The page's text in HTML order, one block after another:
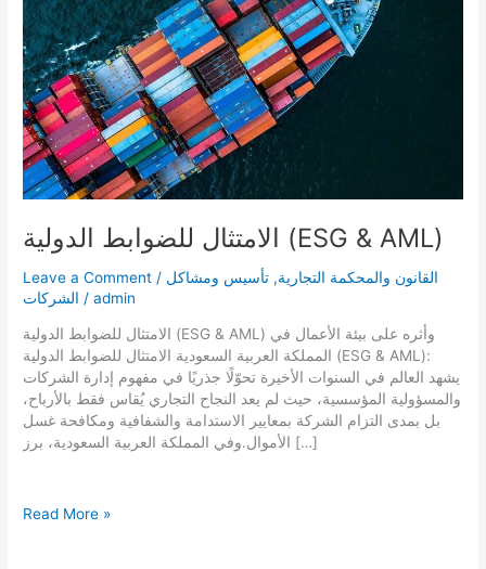
الامتثال للضوابط الدولية (ESG & AML)
Leave a Comment / القانون والمحكمة التجارية, تأسيس ومشاكل
الشركات /admin
الامتثال للضوابط الدولية (ESG & AML) وأثره على بيئة الأعمال في
المملكة العربية السعودية الامتثال للضوابط الدولية (ESG & AML):
يشهد العالم في السنوات الأخيرة تحوّلًا جذريًا في مفهوم إدارة الشركات
والمسؤولية المؤسسية، حيث لم يعد النجاح التجاري يُقاس فقط بالأرباح،
بل بمدى التزام الشركة بمعايير الاستدامة والشفافية ومكافحة غسل
الأموال.وفي المملكة العربية السعودية، برز […]
الامتثال
Read More »